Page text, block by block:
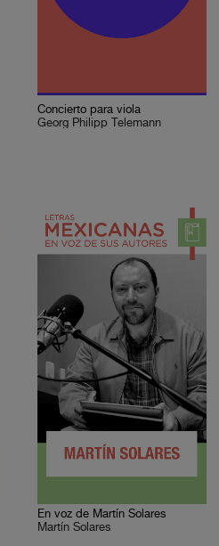
Concierto para viola
Georg Philipp Telemann
En voz de Martín Solares
Martín Solares